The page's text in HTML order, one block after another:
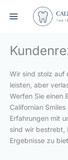
Inhalt
Wir sind stolz auf
leisten, aber
Werfen Sie einen
Californian
Erfahrungen mit
sind wir bestrebt,
Ergebnisse zu